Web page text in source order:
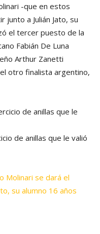
-que en estos
a Julián Jato, su
el tercer puesto de la
Fabián De Luna
Arthur Zanetti
otro finalista argentino,
de anillas que le valió